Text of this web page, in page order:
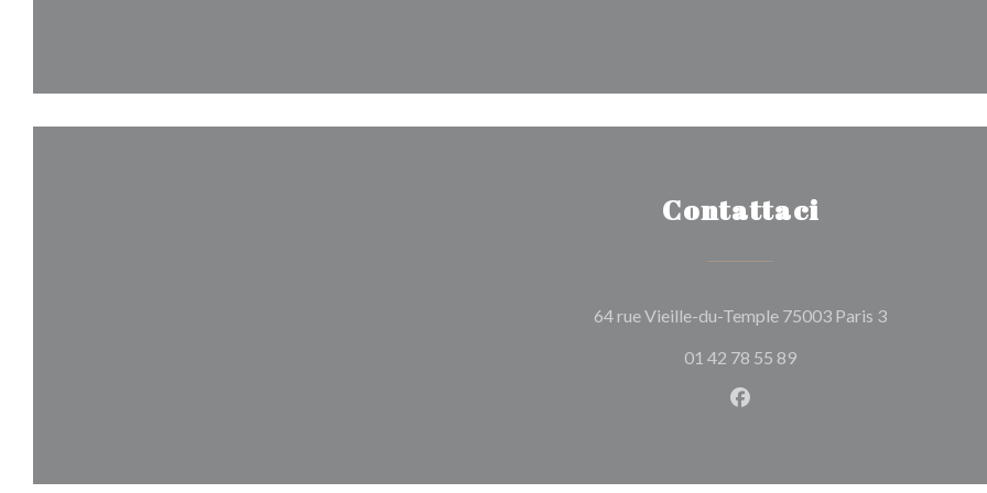
Contattaci
64 rue Vieille-du-Temple 75003 Paris 3((apre una
01 42 78 55 89
Facebook ((apre una nuova